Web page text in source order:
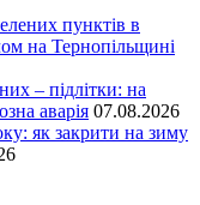
пунктів в
на Тернопільщині
– підлітки: на
аварія 07.08.2026
як закрити на зиму